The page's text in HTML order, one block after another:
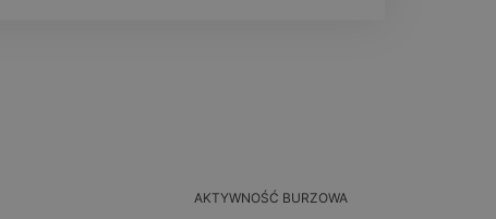
AKTYWNOŚĆ BURZOWA